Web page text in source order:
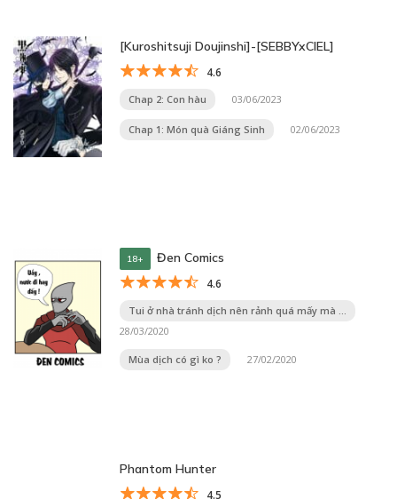
[Kuroshitsuji Doujinshi]-[SEBBYxCIEL]
4.6
Chap 2: Con hàu 03/06/2023
Chap 1: Món quà Giáng Sinh 02/06/2023
18+ Đen Comics
4.6
Tui ở nhà tránh dịch nên rảnh quá mấy mà ...
28/03/2020
Mùa dịch có gì ko ? 27/02/2020
Phantom Hunter
4.5